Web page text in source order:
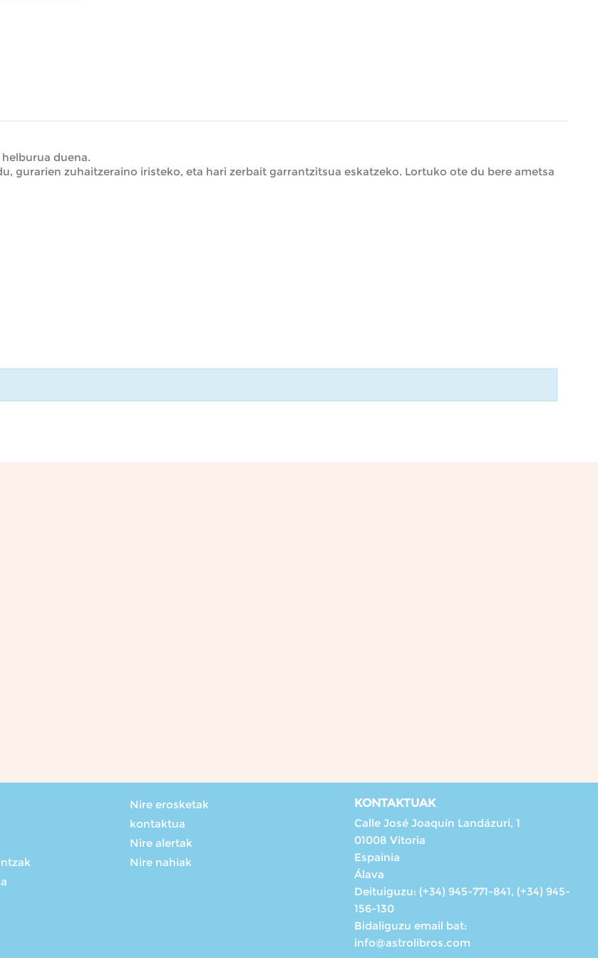
duena.
gurarien zuhaitzeraino iristeko, eta hari zerbait garrantzitsua eskatzeko. Lortuko ote du bere ametsa
Nire erosketak
kontaktua
Nire alertak
Nire nahiak
KONTAKTUAK
Calle José Joaquín Landázuri, 1
01008 Vitoria
Espainia
Álava
Deituiguzu: (+34) 945-771-841, (+34) 945-
156-130
Bidaliguzu email bat:
info@astrolibros.com